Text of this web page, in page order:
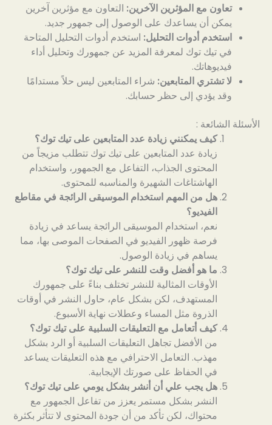
تعاون مع المؤثرين الآخرين: التعاون مع مؤثرين آخرين
يمكن أن يساعدك على الوصول إلى جمهور جديد.
استخدم أدوات التحليل: استخدم أدوات التحليل المتاحة
في تيك توك لمعرفة المزيد عن جمهورك وتحليل أداء
فيديوهاتك.
لا تشتري المتابعين: شراء المتابعين ليس حلاً مستدامًا
وقد يؤدي إلى حظر حسابك.
الأسئلة الشائعة :
كيف يمكنني زيادة عدد المتابعين على تيك توك؟
زيادة عدد المتابعين على تيك توك تتطلب مزيجاً من
المحتوى الجذاب، التفاعل مع الجمهور، واستخدام
الهاشتاغات الشهيرة والمناسبه للمحتوى.
هل من المهم استخدام الموسيقى الرائجة في مقاطع
الفيديو؟
نعم، استخدام الموسيقى الرائجة يساعد في زيادة
فرصة ظهور الفيديو في الصفحات الموصى بها، مما
يساهم في زيادة الوصول.
ما هو أفضل وقت للنشر على تيك توك؟
الأوقات المثالية للنشر تختلف بناءً على جمهورك
المستهدف، لكن بشكل عام، حاول النشر في أوقات
الذروة مثل المساء وعطلات نهاية الأسبوع.
كيف أتعامل مع التعليقات السلبية على تيك توك؟
من الأفضل تجاهل التعليقات السلبية أو الرد بشكل
مهذب. التعامل الاحترافي مع هذه التعليقات يساعد
في الحفاظ على صورتك الإيجابية.
هل يجب علي أن أنشر بشكل يومي على تيك توك؟
النشر بشكل مستمر يعزز من تفاعل الجمهور مع
محتواك، لكن تأكد من أن جودة المحتوى لا تتأثر بكثرة